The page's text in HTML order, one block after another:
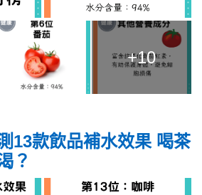
+10
13款飲品補水效果 喝茶
？